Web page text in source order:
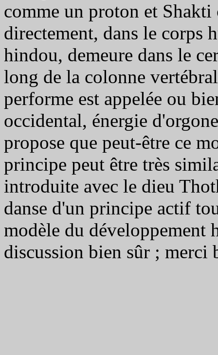
comme un proton et
directement, dans le corps
hindou, demeure dans le
long de la colonne
performe est appelée ou
occidental, énergie
propose que peut-être ce
principe peut être très
introduite avec le dieu
danse d'un principe actif
modèle du développement
discussion bien sûr ; merci